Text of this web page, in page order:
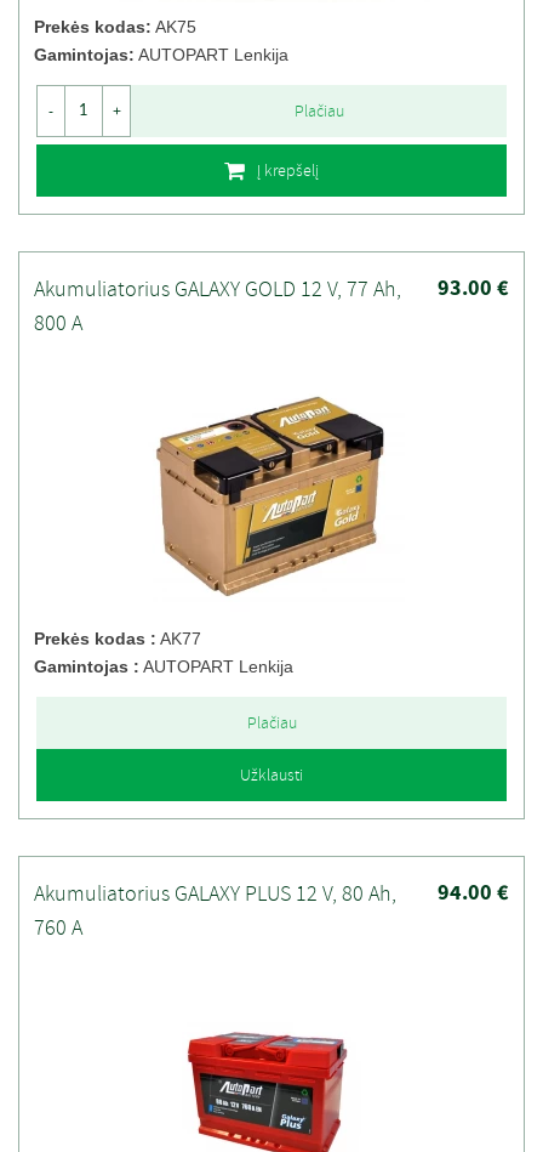
Prekės kodas: AK75
Gamintojas: AUTOPART Lenkija
- + Plačiau
Į krepšelį
93.00 €
Akumuliatorius GALAXY GOLD 12 V, 77 Ah,
800 A
Prekės kodas : AK77
Gamintojas : AUTOPART Lenkija
Plačiau
Užklausti
94.00 €
Akumuliatorius GALAXY PLUS 12 V, 80 Ah,
760 A